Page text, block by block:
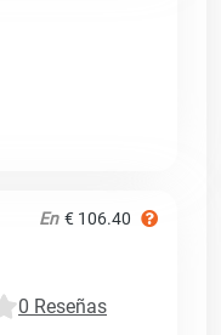
En € 106.40
0 Reseñas